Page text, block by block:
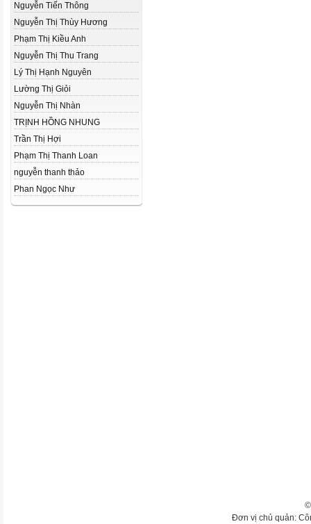
Nguyễn Tiến Thông
Nguyễn Thị Thùy Hương
Phạm Thị Kiều Anh
Nguyễn Thị Thu Trang
Lý Thị Hạnh Nguyên
Lường Thị Giỏi
Nguyễn Thị Nhàn
TRỊNH HỒNG NHUNG
Trần Thị Hợi
Phạm Thị Thanh Loan
nguyễn thanh thảo
Phan Ngọc Như
Đơn vị chủ quản: